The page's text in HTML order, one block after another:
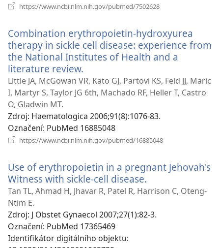
https://www.ncbi.nlm.nih.gov/pubmed/7502628
Combination erythropoietin-hydroxyurea
therapy in sickle cell disease: experience from
the National Institutes of Health and a
literature review.
nové
okno)
Little JA, McGowan VR, Kato GJ, Partovi KS, Feld JJ, Maric
I, Martyr S, Taylor JG 6th, Machado RF, Heller T, Castro
O, Gladwin MT.
Zdroj‎: Haematologica 2006;91(8):1076-83.
Označení‎: PubMed 16885048
https://www.ncbi.nlm.nih.gov/pubmed/16885048
Use of erythropoietin in a pregnant Jehovah's
Witness with sickle-cell disease.
nové
Tan TL, Ahmad H, Jhavar R, Patel R, Harrison C, Oteng-
Ntim E.
Zdroj‎: J Obstet Gynaecol 2007;27(1):82-3.
Označení‎: PubMed 17365469
Identifikátor digitálního objektu‎: